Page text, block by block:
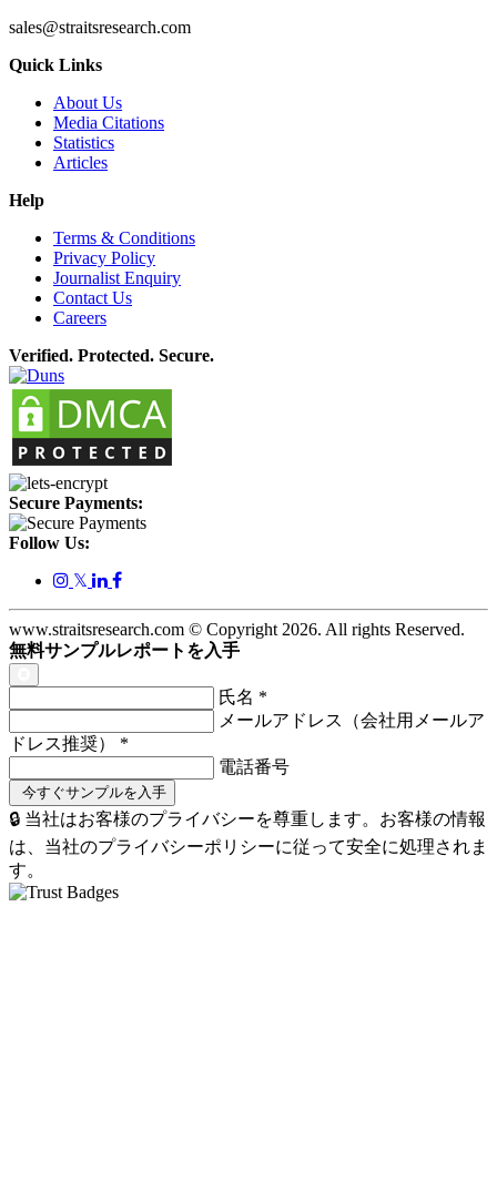
sales@straitsresearch.com
Quick Links
About Us
Media Citations
Statistics
Articles
Help
Terms & Conditions
Privacy Policy
Journalist Enquiry
Contact Us
Careers
Verified. Protected. Secure.
Secure Payments:
Follow Us:
𝕏
www.straitsresearch.com © Copyright 2026. All rights Reserved.
無料サンプルレポートを入手
氏名 *
メールアドレス（会社用メールア
ドレス推奨） *
電話番号
🔒 当社はお客様のプライバシーを尊重します。お客様の情報
は、当社のプライバシーポリシーに従って安全に処理されま
す。